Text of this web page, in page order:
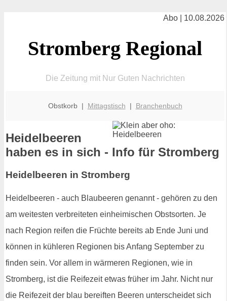
Abo | 10.08.2026
Stromberg Regional
Die Zeitung mit Nur Guten Nachrichten
Obstkorb | Mittagstisch | Branchenbuch
Heidelbeeren
haben es in sich - Info für Stromberg
Heidelbeeren in Stromberg
Heidelbeeren - auch Blaubeeren genannt - gehören zu den
am weitesten verbreiteten einheimischen Obstsorten. Je
nach Region reifen die Früchte bereits ab Ende Juni und
können in kühleren Regionen bis Anfang September zu
finden sein. Vor allem in wärmeren Regionen, wie in
Stromberg, ist die Reifezeit etwas früher im Jahr. Nicht nur
die Reifezeit der blau bereiften Beeren unterscheidet sich